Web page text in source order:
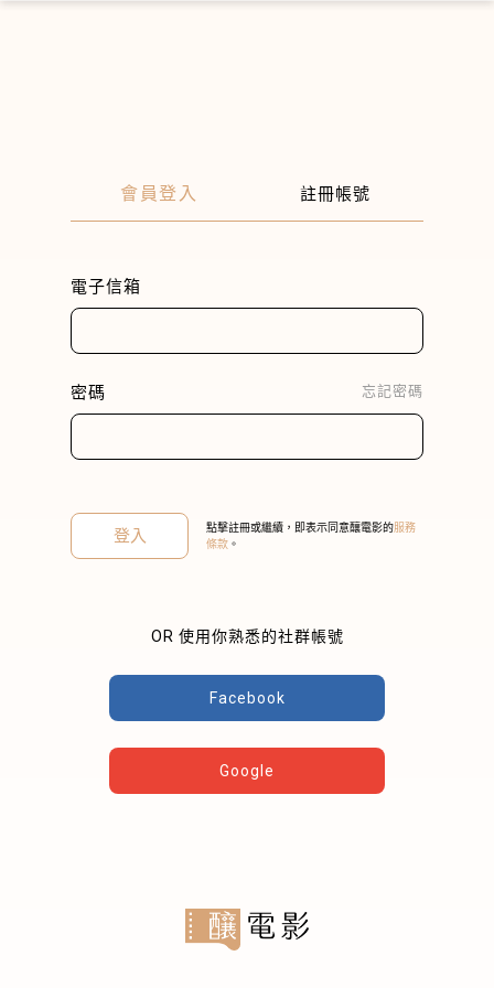
會員登入 註冊帳號
電子信箱
密碼 忘記密碼
登入 點擊註冊或繼續，即表示同意釀電影的服務
條款 。
OR 使用你熟悉的社群帳號
Facebook
Google